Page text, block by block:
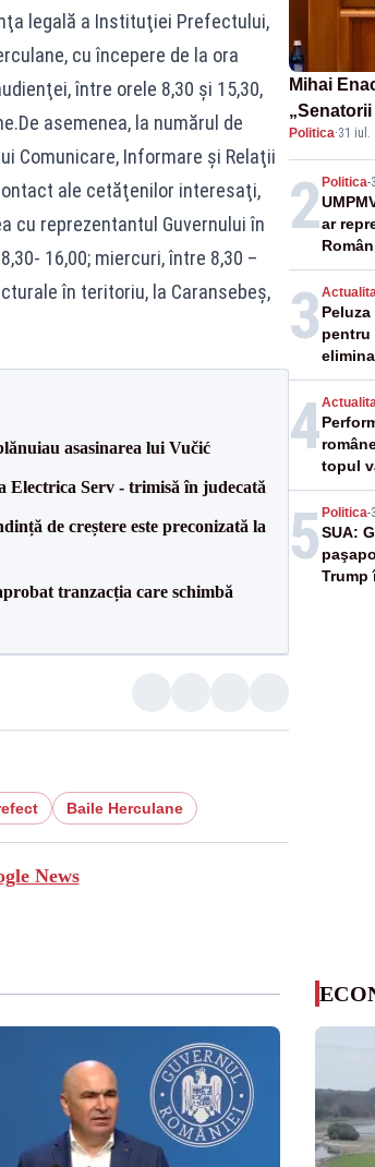
legală a Instituţiei Prefectului,
cu începere de la ora
între orele 8,30 şi 15,30,
asemenea, la numărul de
Comunicare, Informare şi Relaţii
ale cetăţenilor interesaţi,
cu reprezentantul Guvernului în
16,00; miercuri, între 8,30 –
în teritoriu, la Caransebeș,
asasinarea lui Vučić
Electrica Serv - trimisă în judecată
de creștere este preconizată la
tranzacția care schimbă
Baile Herculane
News
Mihai
scoată la
a stinge
Pfizer!”
Politica·31 iul.
2 Politica-
ar
3 pentru
4
topul
5 Politica-
SUA:
Trump